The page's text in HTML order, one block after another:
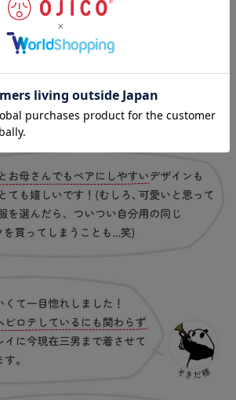
様の声（一部抜粋）